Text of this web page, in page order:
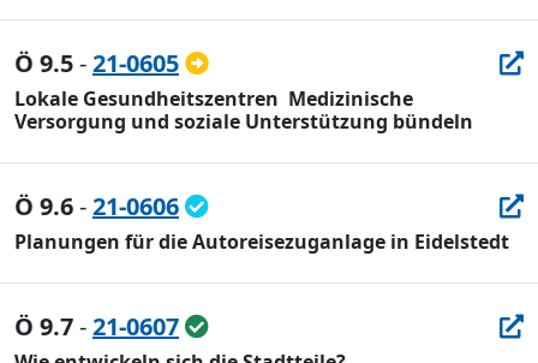
Ö 9.5-21-0605
Lokale Gesundheitszentren  Medizinische
Versorgung und soziale Unterstützung bündeln
Ö 9.6-21-0606
Planungen für die Autoreisezuganlage in Eidelstedt
Ö 9.7-21-0607